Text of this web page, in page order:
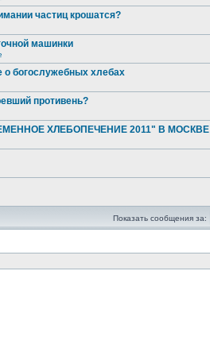
частиц крошатся?
машинки
богослужебных хлебах
противень?
ХЛЕБОПЕЧЕНИЕ 2011" В МОСКВЕ
Показать сообщения за: